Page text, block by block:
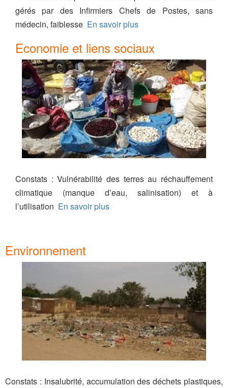
gérés par des Infirmiers Chefs de Postes, sans
médecin, faiblesse En savoir plus
Economie et liens sociaux
Constats : Vulnérabilité des terres au réchauffement
climatique (manque d’eau, salinisation) et à
l’utilisation En savoir plus
Environnement
Constats : Insalubrité, accumulation des déchets plastiques,